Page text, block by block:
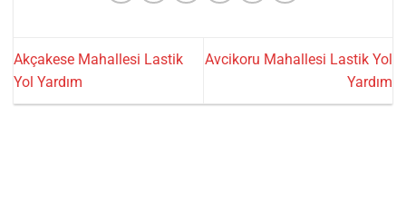
Akçakese Mahallesi Lastik
Yol Yardım
Avcikoru Mahallesi Lastik Yol
Yardım